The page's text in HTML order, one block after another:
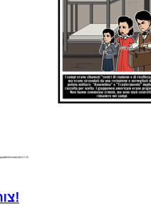
צור משלך!